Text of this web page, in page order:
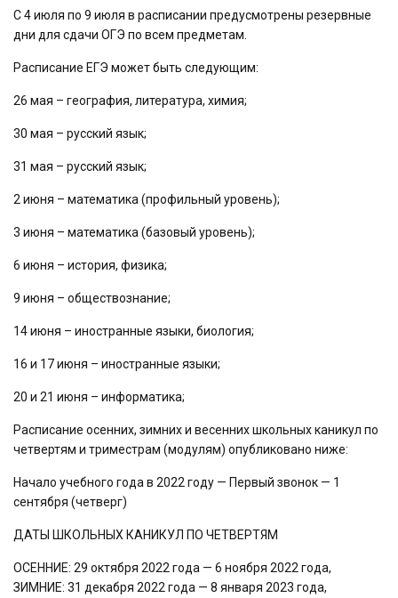
С 4 июля по 9 июля в расписании предусмотрены резервные
дни для сдачи ОГЭ по всем предметам.
Расписание ЕГЭ может быть следующим:
26 мая – география, литература, химия;
30 мая – русский язык;
31 мая – русский язык;
2 июня – математика (профильный уровень);
3 июня – математика (базовый уровень);
6 июня – история, физика;
9 июня – обществознание;
14 июня – иностранные языки, биология;
16 и 17 июня – иностранные языки;
20 и 21 июня – информатика;
Расписание осенних, зимних и весенних школьных каникул по
четвертям и триместрам (модулям) опубликовано ниже:
Начало учебного года в 2022 году — Первый звонок — 1
сентября (четверг)
ДАТЫ ШКОЛЬНЫХ КАНИКУЛ ПО ЧЕТВЕРТЯМ
ОСЕННИЕ: 29 октября 2022 года — 6 ноября 2022 года,
ЗИМНИЕ: 31 декабря 2022 года — 8 января 2023 года,